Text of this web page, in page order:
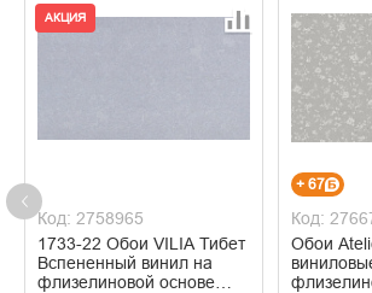
АКЦИЯ
Код: 2758965
1733-22 Обои VILIA Тибет
Вспененный винил на
флизелиновой основе
+ 67
Код:
Обои